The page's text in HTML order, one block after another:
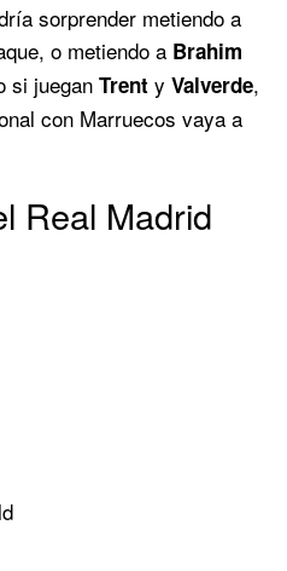
sorprender metiendo a
o metiendo a Brahim
si juegan Trent y Valverde,
con Marruecos vaya a
Real Madrid